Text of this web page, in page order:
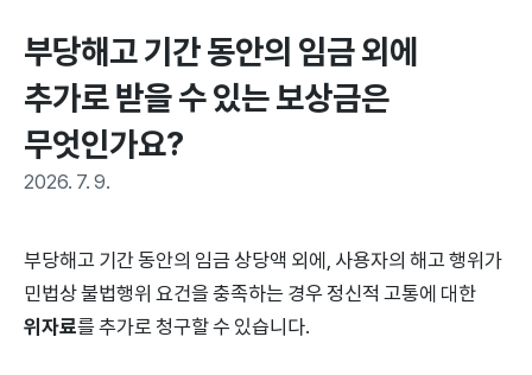
부당해고 기간 동안의 임금 외에
추가로 받을 수 있는 보상금은
무엇인가요?
2026. 7. 9.
부당해고 기간 동안의 임금 상당액 외에, 사용자의 해고 행위가
민법상 불법행위 요건을 충족하는 경우 정신적 고통에 대한
위자료를 추가로 청구할 수 있습니다.